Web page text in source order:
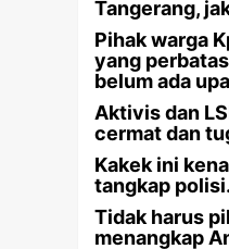
Tangerang,
Pihak warga
yang
belum ada
Aktivis dan
cermat dan
Kakek ini
tangkap polisi.
Tidak harus
menangkap